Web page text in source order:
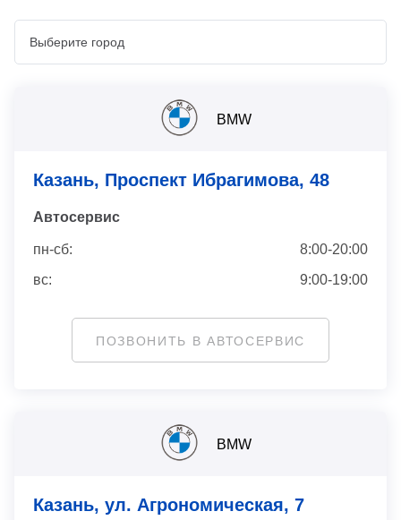
BMW
Казань, Проспект Ибрагимова, 48
Автосервис
пн-сб:
8:00-20:00
вс:
9:00-19:00
ПОЗВОНИТЬ В АВТОСЕРВИС
BMW
Казань, ул. Агрономическая, 7